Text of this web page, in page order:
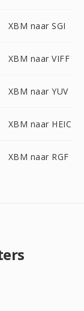
XBM naar SGI
XBM naar VIFF
XBM naar YUV
XBM naar HEIC
XBM naar RGF